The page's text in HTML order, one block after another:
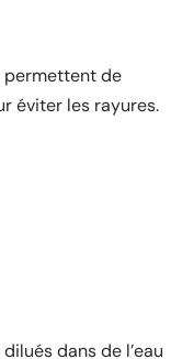
permettent de
éviter les rayures.
dans de l’eau